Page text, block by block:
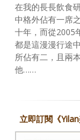
在我的長長飲食
中格外佔有一席
十年，而從2005
都是這漫漫行途
所佔有二，且兩
他……
立即訂閱《